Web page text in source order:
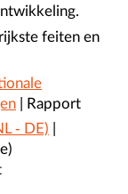
feiten en
| Rapport
- DE)